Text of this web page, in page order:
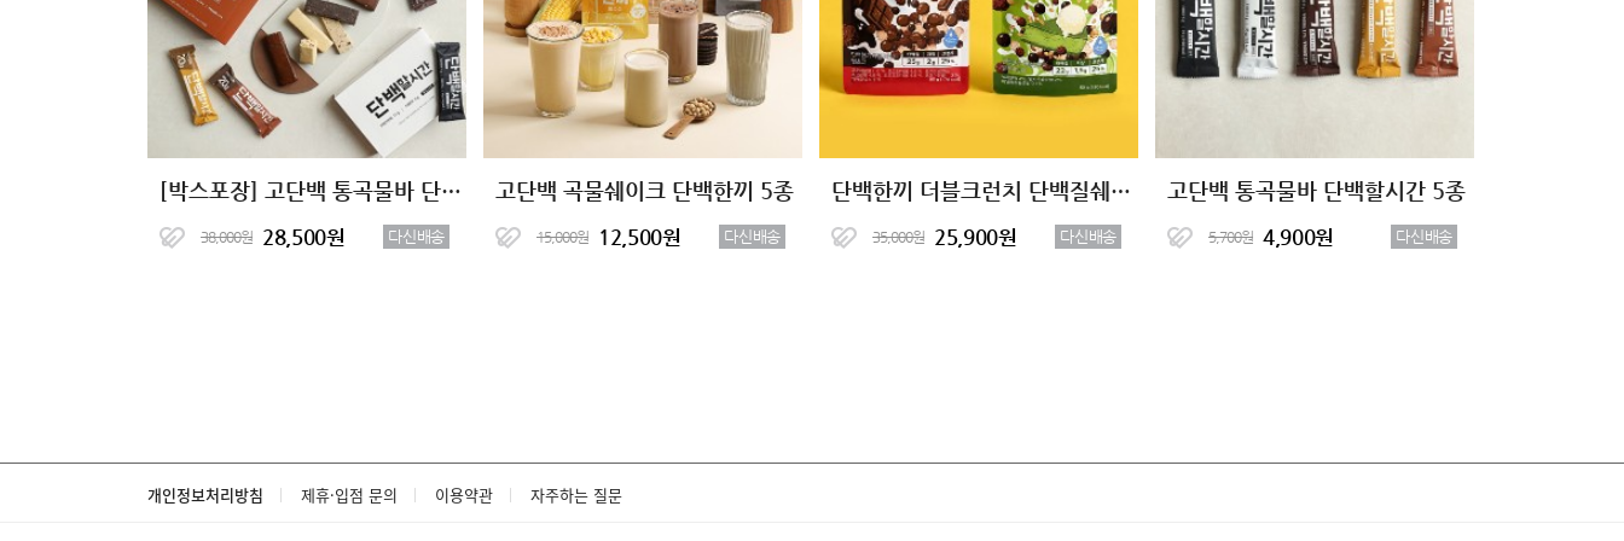
[박스포장] 고단백 통곡물바 단백할시간 5종
38,000원 28,500원 다신배송
고단백 곡물쉐이크 단백한끼 5종
15,000원 12,500원 다신배송
단백한끼 더블크런치 단백질쉐이크 2종
35,000원 25,900원 다신배송
고단백 통곡물바 단백할시간 5종
5,700원 4,900원 다신배송
개인정보처리방침 제휴·입점 문의 이용약관 자주하는 질문